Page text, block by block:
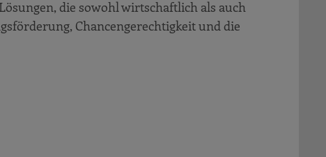
die sowohl wirtschaftlich als auch
Chancengerechtigkeit und die